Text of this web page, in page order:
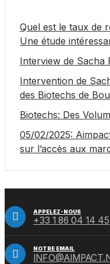
Quel est le taux de
Une étude
Interview de Sacha
Intervention de
des Biotechs de
Biotechs: Des
05/02/2025:
sur l’accès aux
APPELEZ-NOUS
+33 1 86 04 14 45
NOTRE EMAIL